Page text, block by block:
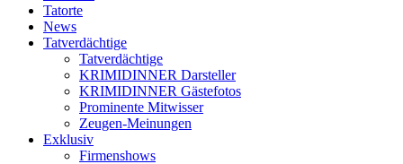
Tatorte
News
Tatverdächtige
Tatverdächtige
KRIMIDINNER Darsteller
KRIMIDINNER Gästefotos
Prominente Mitwisser
Zeugen-Meinungen
Exklusiv
Firmenshows